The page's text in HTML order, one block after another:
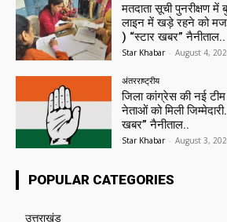
मतदाता सूची पुनरीक्षण में
लाइन में खड़े रहने को
) “स्टार खबर” नैनीताल..
Star Khabar - August 4,
अंतरराष्ट्रीय
जिला कांग्रेस की नई
नेताओं को मिली
खबर” नैनीताल..
Star Khabar - August 3,
POPULAR CATEGORIES
उत्तराखंड